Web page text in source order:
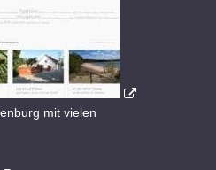
mit vielen